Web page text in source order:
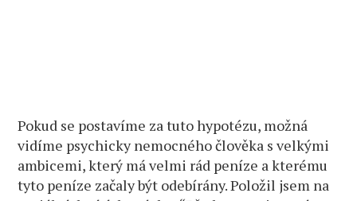
Pokud se postavíme za tuto hypotézu, možná
vidíme psychicky nemocného člověka s velkými
ambicemi, který má velmi rád peníze a kterému
tyto peníze začaly být odebírány. Položil jsem na